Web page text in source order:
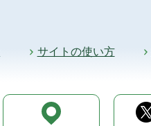
サイトの使い方